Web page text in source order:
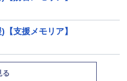
支援メモリア】
る